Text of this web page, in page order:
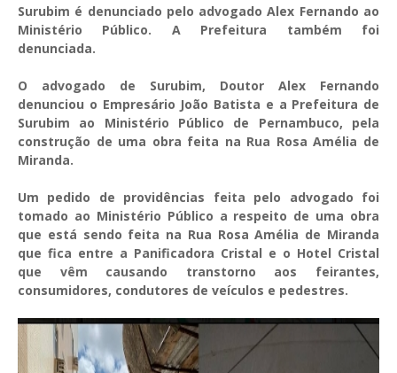
Surubim é denunciado pelo advogado Alex Fernando ao
Ministério Público. A Prefeitura também foi
denunciada.
O advogado de Surubim, Doutor Alex Fernando
denunciou o Empresário João Batista e a Prefeitura de
Surubim ao Ministério Público de Pernambuco, pela
construção de uma obra feita na Rua Rosa Amélia de
Miranda.
Um pedido de providências feita pelo advogado foi
tomado ao Ministério Público a respeito de uma obra
que está sendo feita na Rua Rosa Amélia de Miranda
que fica entre a Panificadora Cristal e o Hotel Cristal
que vêm causando transtorno aos feirantes,
consumidores, condutores de veículos e pedestres.